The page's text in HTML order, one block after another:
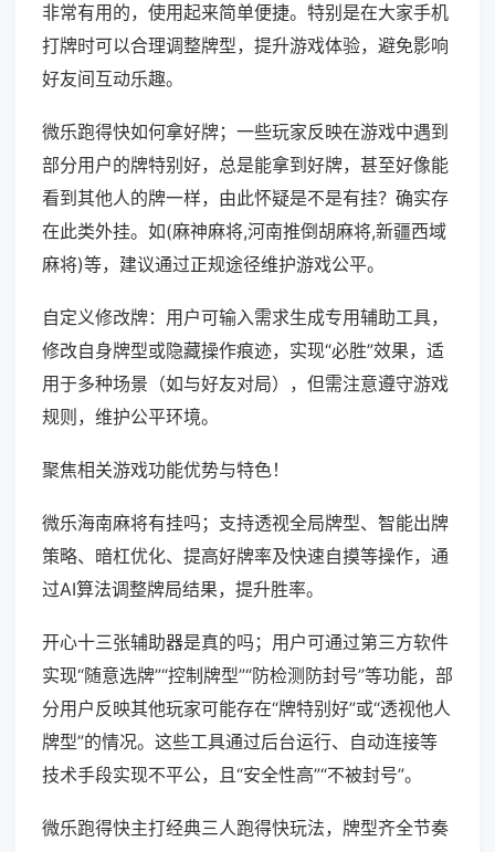
非常有用的，使用起来简单便捷。特别是在大家手机
打牌时可以合理调整牌型，提升游戏体验，避免影响
好友间互动乐趣。
微乐跑得快如何拿好牌；一些玩家反映在游戏中遇到
部分用户的牌特别好，总是能拿到好牌，甚至好像能
看到其他人的牌一样，由此怀疑是不是有挂？确实存
在此类外挂。如(麻神麻将,河南推倒胡麻将,新疆西域
麻将)等，建议通过正规途径维护游戏公平。
自定义修改牌：用户可输入需求生成专用辅助工具，
修改自身牌型或隐藏操作痕迹，实现“必胜”效果，适
用于多种场景（如与好友对局），但需注意遵守游戏
规则，维护公平环境。
聚焦相关游戏功能优势与特色！
微乐海南麻将有挂吗；支持透视全局牌型、智能出牌
策略、暗杠优化、提高好牌率及快速自摸等操作，通
过AI算法调整牌局结果，提升胜率。
开心十三张辅助器是真的吗；用户可通过第三方软件
实现“随意选牌”“控制牌型”“防检测防封号”等功能，部
分用户反映其他玩家可能存在“牌特别好”或“透视他人
牌型”的情况。这些工具通过后台运行、自动连接等
技术手段实现不平公，且“安全性高”“不被封号”。
微乐跑得快主打经典三人跑得快玩法，牌型齐全节奏